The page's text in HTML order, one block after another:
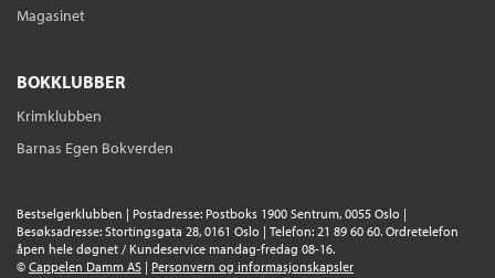
Magasinet
BOKKLUBBER
Krimklubben
Barnas Egen Bokverden
Bestselgerklubben | Postadresse: Postboks 1900 Sentrum, 0055 Oslo |
Besøksadresse: Stortingsgata 28, 0161 Oslo | Telefon: 21 89 60 60. Ordretelefon
åpen hele døgnet / Kundeservice mandag-fredag 08-16.
© Cappelen Damm AS | Personvern og informasjonskapsler